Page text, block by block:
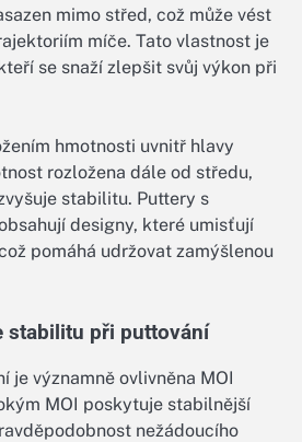
mimo střed, což může vést
míče. Tato vlastnost je
se snaží zlepšit svůj výkon při
hmotnosti uvnitř hlavy
rozložena dále od středu,
stabilitu. Puttery s
designy, které umisťují
pomáhá udržovat zamýšlenou
stabilitu při puttování
je významně ovlivněna MOI
MOI poskytuje stabilnější
nežádoucího